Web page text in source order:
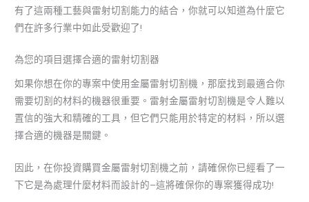
有了這兩種工藝與雷射切割能力的結合，你就可以知道為什麼它
們在許多行業中如此受歡迎了!
為您的項目選擇合適的雷射切割器
如果你想在你的專案中使用金屬雷射切割機，那麼找到最適合你
需要切割的材料的機器很重要。雷射金屬雷射切割機是令人難以
置信的強大和精確的工具，但它們只能用於特定的材料，所以選
擇合適的機器是關鍵。
因此，在你投資購買金屬雷射切割機之前，請確保你已經看了一
下它是為處理什麼材料而設計的–這將確保你的專案獲得成功!